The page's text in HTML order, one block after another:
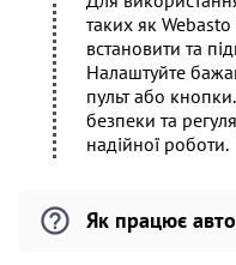
таких як Webasto
встановити та
Налаштуйте
пульт або
безпеки та
надійної роботи.
Як працює